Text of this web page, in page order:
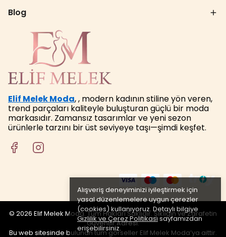
Alışveriş deneyiminizi iyileştirmek için
yasal düzenlemelere uygun çerezler
(cookies) kullanıyoruz. Detaylı bilgiye
Gizlilik ve Çerez Politikasısayfamızdan
erişebilirsiniz.
Blog
Elif Melek Moda, , modern kadının stiline yön veren,
trend parçaları kaliteyle buluşturan güçlü bir moda
markasıdır. Zamansız tasarımlar ve yeni sezon
ürünlerle tarzını bir üst seviyeye taşı—şimdi keşfet.
© 2026 Elif Melek Moda. Tüm Hakları Saklıdır. Şıklığın ve Zarafetin
Güvenilir Adresi.
Bu web sitesinde bulunan tüm görseller Elif Melek Moda’ya aittir.